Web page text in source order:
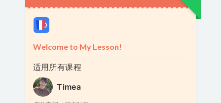
Welcome to My Lesson!
适用所有课程
Timea